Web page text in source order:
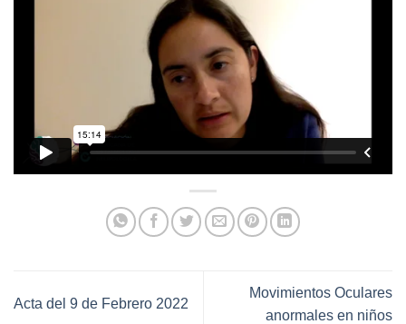
Acta del 9 de Febrero 2022
Movimientos Oculares
anormales en niños